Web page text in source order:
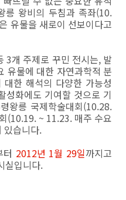
릉 왕비의 두침과 족좌(10.
유물을 새로이 선보이다고
3개 주제로 꾸민 전시는, 발
유물에 대한 자연과학적 분
한 해석의 다양한 가능성
성화에도 기여할 것으로 기
왕릉 국제학술대회(10.28.
(10.19. ~ 11.23. 매주 수요
있습니다.
2012년 1월 29일까지고
실입니다.